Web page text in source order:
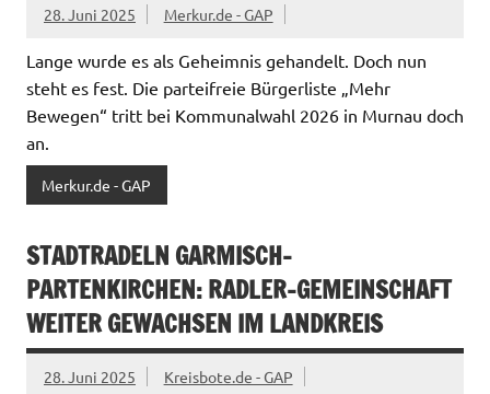
28. Juni 2025 Merkur.de - GAP
Lange wurde es als Geheimnis gehandelt. Doch nun
steht es fest. Die parteifreie Bürgerliste „Mehr
Bewegen“ tritt bei Kommunalwahl 2026 in Murnau doch
an.
Merkur.de - GAP
STADTRADELN GARMISCH-
PARTENKIRCHEN: RADLER-GEMEINSCHAFT
WEITER GEWACHSEN IM LANDKREIS
28. Juni 2025 Kreisbote.de - GAP